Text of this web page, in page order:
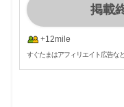
掲載
+12mile
すぐたまはアフィリエイト広告な